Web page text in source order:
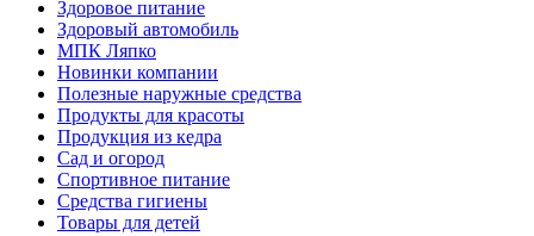
Здоровое питание
Здоровый автомобиль
МПК Ляпко
Новинки компании
Полезные наружные средства
Продукты для красоты
Продукция из кедра
Сад и огород
Спортивное питание
Средства гигиены
Товары для детей